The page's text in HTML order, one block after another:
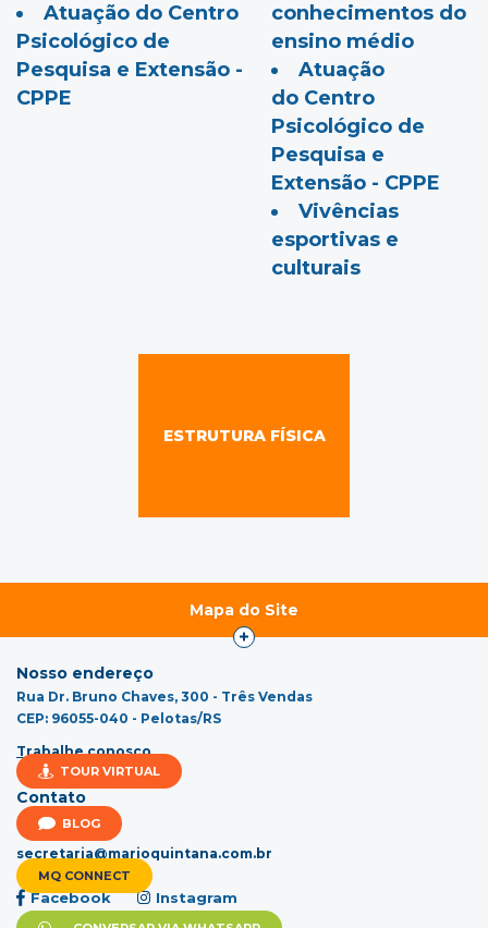
Atuação do Centro
Psicológico de
Pesquisa e Extensão -
CPPE
conhecimentos do
ensino médio
Atuação
do Centro
Psicológico de
Pesquisa e
Extensão - CPPE
Vivências
esportivas e
culturais
ESTRUTURA FÍSICA
Mapa do Site
Nosso endereço
Rua Dr. Bruno Chaves, 300 - Três Vendas
CEP: 96055-040 - Pelotas/RS
Trabalhe conosco
Contato
(53) 3321.6777
secretaria@marioquintana.com.br
Facebook Instagram
TOUR VIRTUAL
BLOG
MQ CONNECT